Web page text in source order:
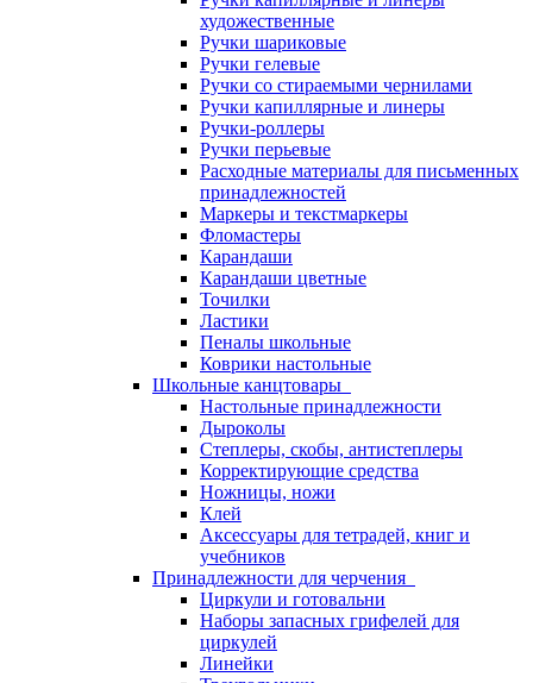
художественные
Ручки шариковые
Ручки гелевые
Ручки со стираемыми чернилами
Ручки капиллярные и линеры
Ручки-роллеры
Ручки перьевые
Расходные материалы для письменных
принадлежностей
Маркеры и текстмаркеры
Фломастеры
Карандаши
Карандаши цветные
Точилки
Ластики
Пеналы школьные
Коврики настольные
Школьные канцтовары
Настольные принадлежности
Дыроколы
Степлеры, скобы, антистеплеры
Корректирующие средства
Ножницы, ножи
Клей
Аксессуары для тетрадей, книг и
учебников
Принадлежности для черчения
Циркули и готовальни
Наборы запасных грифелей для
циркулей
Линейки